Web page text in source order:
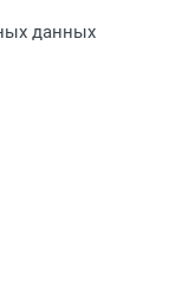
данных